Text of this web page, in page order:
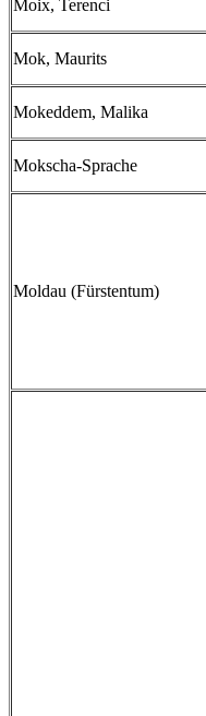
Moix, Terenci
Mok, Maurits
Mokeddem, Malika
Mokscha-Sprache
Moldau (Fürstentum)